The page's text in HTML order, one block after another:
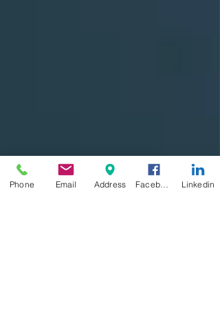
Phone Email Address Linkedin